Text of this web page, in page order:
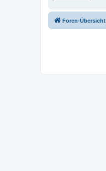
Foren-Übersicht